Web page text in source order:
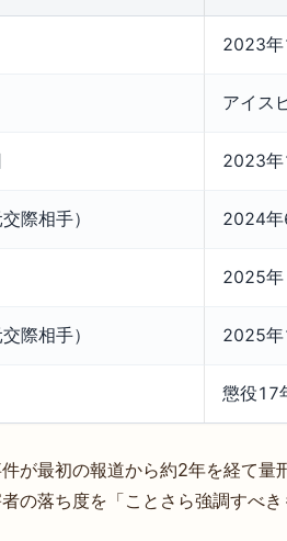
2023
アイス
2023年
際相手） 2024年
2025年
際相手） 2025年
懲役17
が最初の報道から約2年を経て量
の落ち度を「ことさら強調すべ